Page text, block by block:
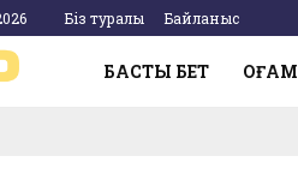
Біз туралы Байланыс
БАСТЫ БЕТ ҚОҒАМ